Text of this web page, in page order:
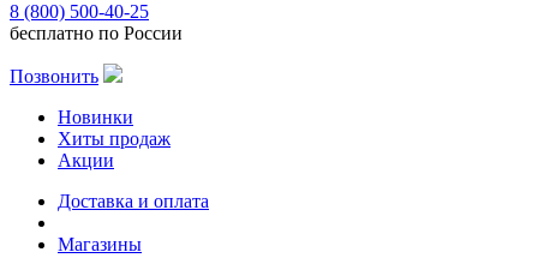
8 (800) 500-40-25
бесплатно по России
Позвонить
Новинки
Хиты продаж
Акции
Доставка и оплата
Магазины